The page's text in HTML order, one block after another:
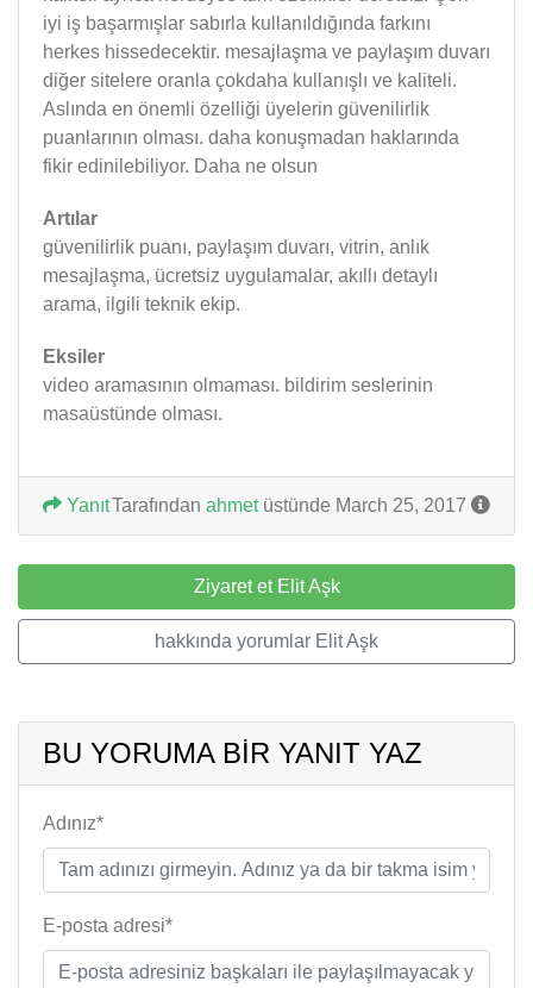
iyi iş başarmışlar sabırla kullanıldığında farkını
herkes hissedecektir. mesajlaşma ve paylaşım duvarı
diğer sitelere oranla çokdaha kullanışlı ve kaliteli.
Aslında en önemli özelliği üyelerin güvenilirlik
puanlarının olması. daha konuşmadan haklarında
fikir edinilebiliyor. Daha ne olsun
Artılar
güvenilirlik puanı, paylaşım duvarı, vitrin, anlık
mesajlaşma, ücretsiz uygulamalar, akıllı detaylı
arama, ilgili teknik ekip.
Eksiler
video aramasının olmaması. bildirim seslerinin
masaüstünde olması.
Tarafından ahmetüstünde March 25, 2017
Yanıt
Ziyaret et Elit Aşk
hakkında yorumlar Elit Aşk
BU YORUMA BIR YANIT YAZ
Adınız*
E-posta adresi*